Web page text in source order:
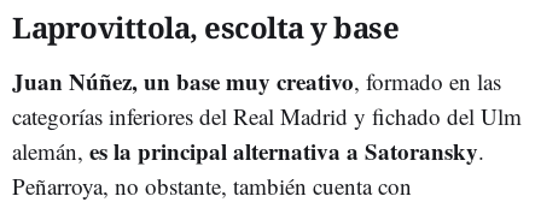
Laprovittola, escolta y base
Juan Núñez, un base muy creativo, formado en las
categorías inferiores del Real Madrid y fichado del Ulm
alemán, es la principal alternativa a Satoransky.
Peñarroya, no obstante, también cuenta con